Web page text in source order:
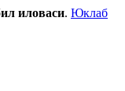
иловаси. Юклаб